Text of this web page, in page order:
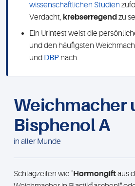
wissenschaftlichen Studien
Verdacht, krebserregendzu
Ein Urintest weist die
und den häufigsten
und DBP nach.
Weichmacher
Bisphenol A
in aller Munde
Schlagzeilen wie "Hormongiftaus